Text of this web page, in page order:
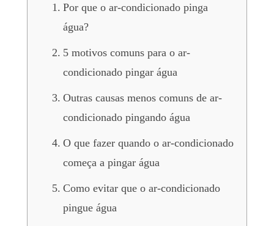
Por que o ar-condicionado pinga
água?
5 motivos comuns para o ar-
condicionado pingar água
Outras causas menos comuns de ar-
condicionado pingando água
O que fazer quando o ar-condicionado
começa a pingar água
Como evitar que o ar-condicionado
pingue água